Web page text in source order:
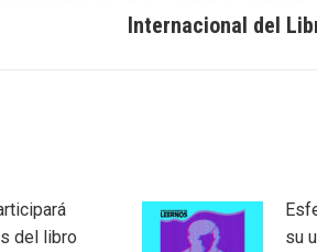
Internacional del
del libro
su